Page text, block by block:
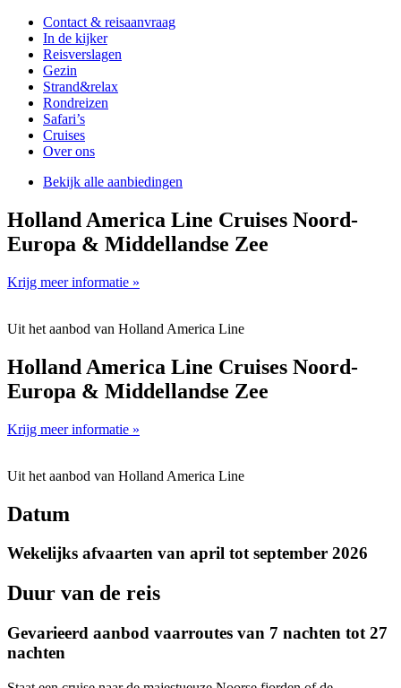
Contact & reisaanvraag
In de kijker
Reisverslagen
Gezin
Strand&relax
Rondreizen
Safari’s
Cruises
Over ons
Bekijk alle aanbiedingen
Holland America Line Cruises Noord-
Europa & Middellandse Zee
Krijg meer informatie »
Uit het aanbod van Holland America Line
Holland America Line Cruises Noord-
Europa & Middellandse Zee
Krijg meer informatie »
Uit het aanbod van Holland America Line
Datum
Wekelijks afvaarten van april tot september 2026
Duur van de reis
Gevarieerd aanbod vaarroutes van 7 nachten tot 27
nachten